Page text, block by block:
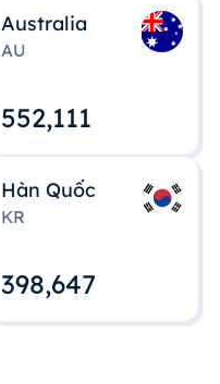
Australia
AU
552,112
Hàn Quốc
KR
398,648